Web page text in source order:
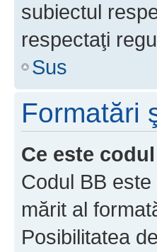
subiectul
respectaţi
Sus
Formatări
Ce este
Codul BB
mărit al
Posibilitatea